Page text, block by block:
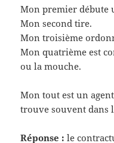
Mon premier débute
Mon second tire.
Mon troisième
Mon quatrième est
ou la mouche.
Mon tout est un
trouve souvent dans
Réponse : le